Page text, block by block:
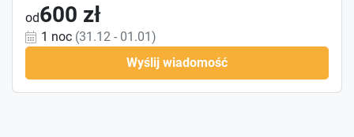
od600 zł
1 noc (31.12 - 01.01)
Wyślij wiadomość